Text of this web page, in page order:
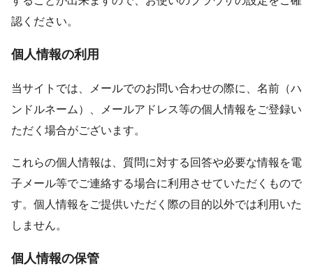
認ください。
個人情報の利用
当サイトでは、メールでのお問い合わせの際に、名前（ハ
ンドルネーム）、メールアドレス等の個人情報をご登録い
ただく場合がございます。
これらの個人情報は、質問に対する回答や必要な情報を電
子メール等でご連絡する場合に利用させていただくもので
す。個人情報をご提供いただく際の目的以外では利用いた
しません。
個人情報の保管